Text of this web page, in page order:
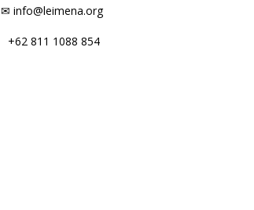
✉ info@leimena.org
+62 811 1088 854